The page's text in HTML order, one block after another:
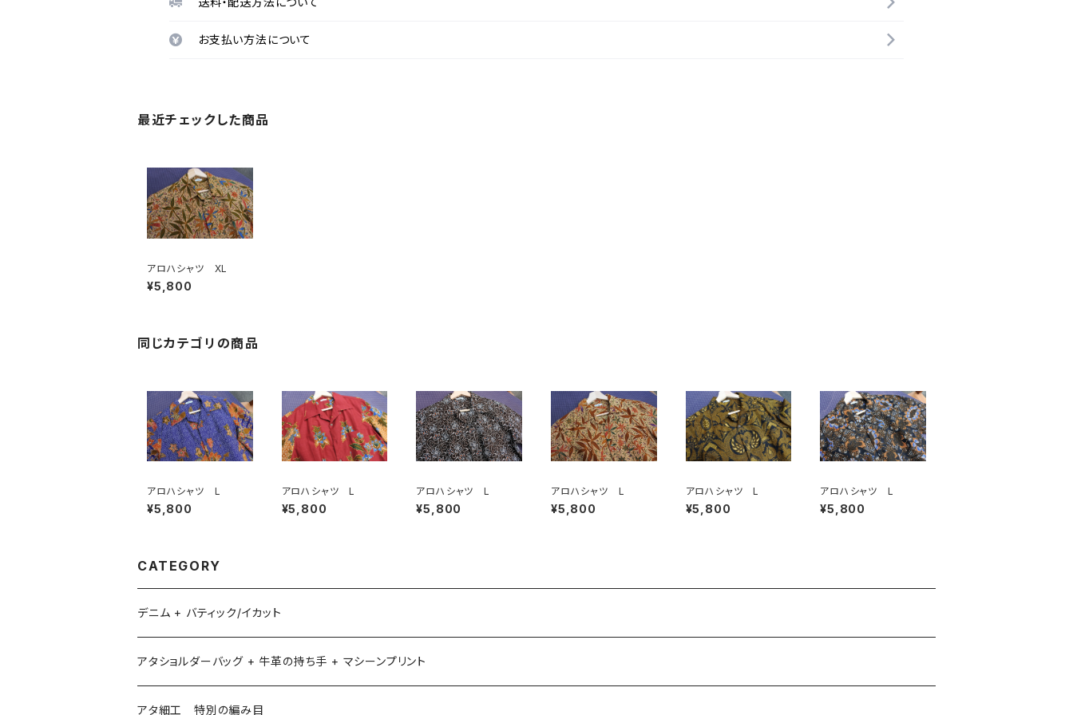
お支払い方法について
最近チェックした商品
アロハシャツ XL
¥5,800
同じカテゴリの商品
アロハシャツ L
¥5,800
アロハシャツ L
¥5,800
アロハシャツ L
¥5,800
アロハシャツ L
¥5,800
アロハシャツ L
¥5,800
アロハシャツ L
¥5,800
CATEGORY
デニム + バティック/イカット
アタショルダーバッグ + 牛革の持ち手 + マシーンプリント
アタ細工 特別の編み目